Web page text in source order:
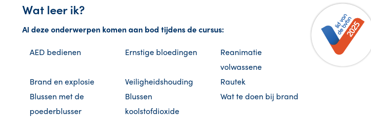
Wat leer ik?
Al deze onderwerpen komen aan bod tijdens de cursus:
AED bedienen
Ernstige bloedingen
Reanimatie
volwassene
Brand en explosie
Veiligheidshouding
Rautek
Blussen met de
poederblusser
Blussen
koolstofdioxide
Wat te doen bij brand